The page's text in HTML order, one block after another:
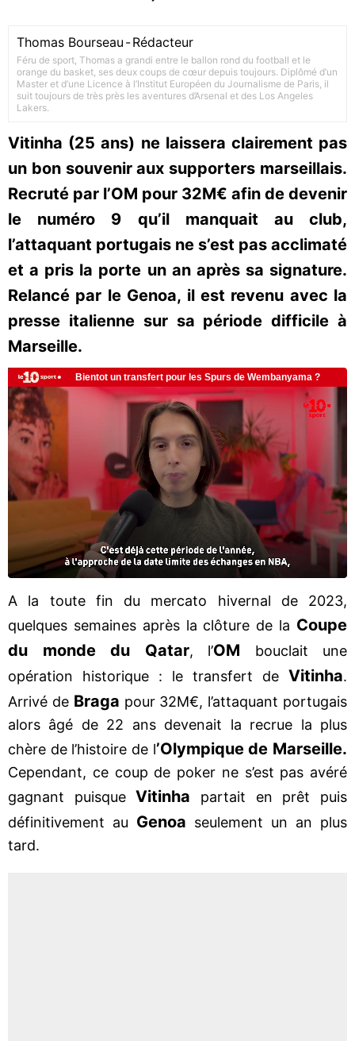
Thomas Bourseau -Rédacteur
Féru de sport, Thomas a grandi entre le ballon rond du football et le
orange du basket, ses deux coups de cœur depuis toujours. Diplômé d’un
Master et d’une Licence à l’Institut Européen du Journalisme de Paris, il
suit toujours de très près les aventures d’Arsenal et des Los Angeles
Lakers.
Vitinha (25 ans) ne laissera clairement pas
un bon souvenir aux supporters marseillais.
Recruté par l’OM pour 32M€ afin de devenir
le numéro 9 qu’il manquait au club,
l’attaquant portugais ne s’est pas acclimaté
et a pris la porte un an après sa signature.
Relancé par le Genoa, il est revenu avec la
presse italienne sur sa période difficile à
Marseille.
A la toute fin du mercato hivernal de 2023,
quelques semaines après la clôture de la Coupe
du monde du Qatar, l’OM bouclait une
opération historique : le transfert de Vitinha.
Arrivé de Braga pour 32M€, l’attaquant portugais
alors âgé de 22 ans devenait la recrue la plus
chère de l’histoire de l’Olympique de Marseille.
Cependant, ce coup de poker ne s’est pas avéré
gagnant puisqueVitinha
partait en prêt puis
définitivement au Genoa seulement un an plus
tard.